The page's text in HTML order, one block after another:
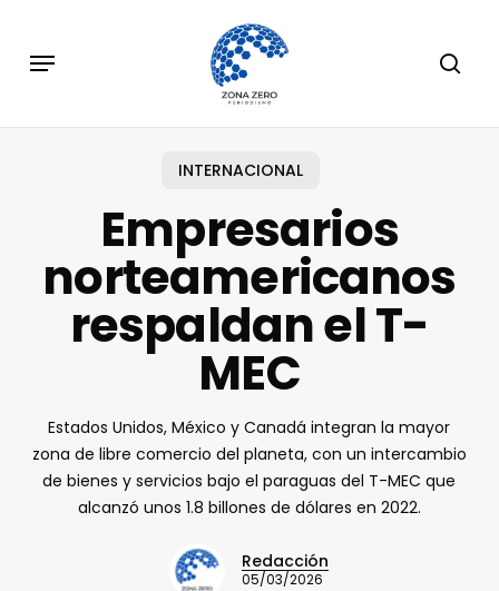
main
Menu
INTERNACIONAL
Empresarios
norteamericanos
respaldan el T-
MEC
Estados Unidos, México y Canadá integran la mayor
zona de libre comercio del planeta, con un intercambio
de bienes y servicios bajo el paraguas del T-MEC que
alcanzó unos 1.8 billones de dólares en 2022.
Redacción
05/03/2026